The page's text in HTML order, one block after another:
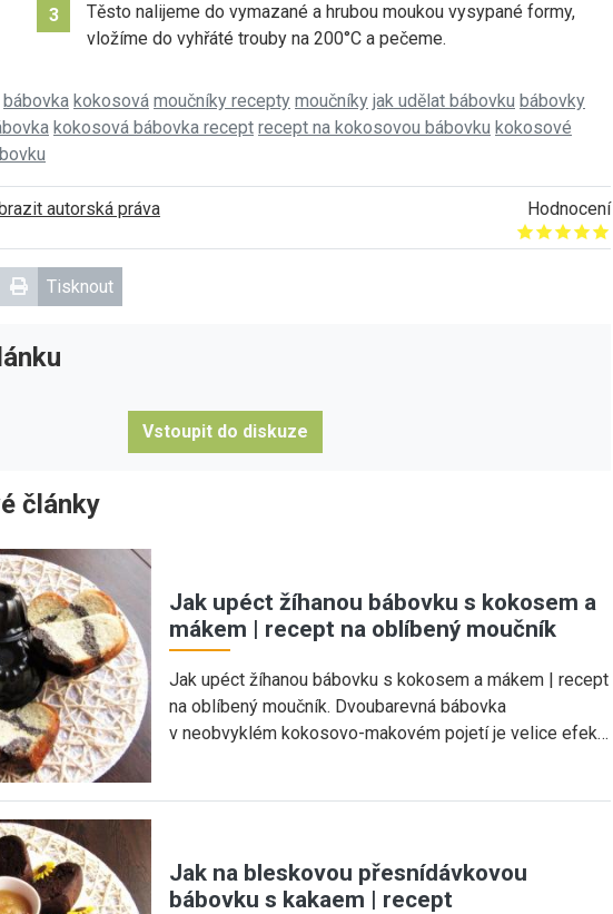
3
Těsto nalijeme do vymazané a hrubou moukou vysypané formy,
vložíme do vyhřáté trouby na 200°C a pečeme.
bábovka kokosová moučníky recepty moučníky jak udělat bábovku bábovky
kokosová bábovka recept recept na kokosovou bábovku kokosové
autorská práva
Hodnocení
Give it 1/5
Give it 2/5
Give it 3/5
Give it 4/5
Give it 5/5
Tisknout
Vstoupit do diskuze
články
Jak upéct žíhanou bábovku s kokosem a
mákem | recept na oblíbený moučník
Jak upéct žíhanou bábovku s kokosem a mákem | recept
na oblíbený moučník. Dvoubarevná bábovka
v neobvyklém kokosovo-makovém pojetí je velice efek…
Jak na bleskovou přesnídávkovou
bábovku s kakaem | recept